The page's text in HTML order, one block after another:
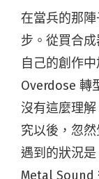
在當兵的那
步。從買合
自己的創作
Overdose 轉
沒有這麼理
究以後，忽
遇到的狀況是
Metal Sound